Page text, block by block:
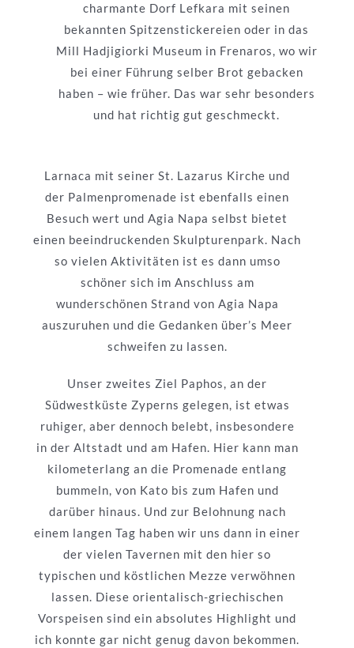
charmante Dorf Lefkara mit seinen
bekannten Spitzenstickereien oder in das
Mill Hadjigiorki Museum in Frenaros, wo wir
bei einer Führung selber Brot gebacken
haben – wie früher. Das war sehr besonders
und hat richtig gut geschmeckt.
Larnaca mit seiner St. Lazarus Kirche und
der Palmenpromenade ist ebenfalls einen
Besuch wert und Agia Napa selbst bietet
einen beeindruckenden Skulpturenpark. Nach
so vielen Aktivitäten ist es dann umso
schöner sich im Anschluss am
wunderschönen Strand von Agia Napa
auszuruhen und die Gedanken über’s Meer
schweifen zu lassen.
Unser zweites Ziel Paphos, an der
Südwestküste Zyperns gelegen, ist etwas
ruhiger, aber dennoch belebt, insbesondere
in der Altstadt und am Hafen. Hier kann man
kilometerlang an die Promenade entlang
bummeln, von Kato bis zum Hafen und
darüber hinaus. Und zur Belohnung nach
einem langen Tag haben wir uns dann in einer
der vielen Tavernen mit den hier so
typischen und köstlichen Mezze verwöhnen
lassen. Diese orientalisch-griechischen
Vorspeisen sind ein absolutes Highlight und
ich konnte gar nicht genug davon bekommen.